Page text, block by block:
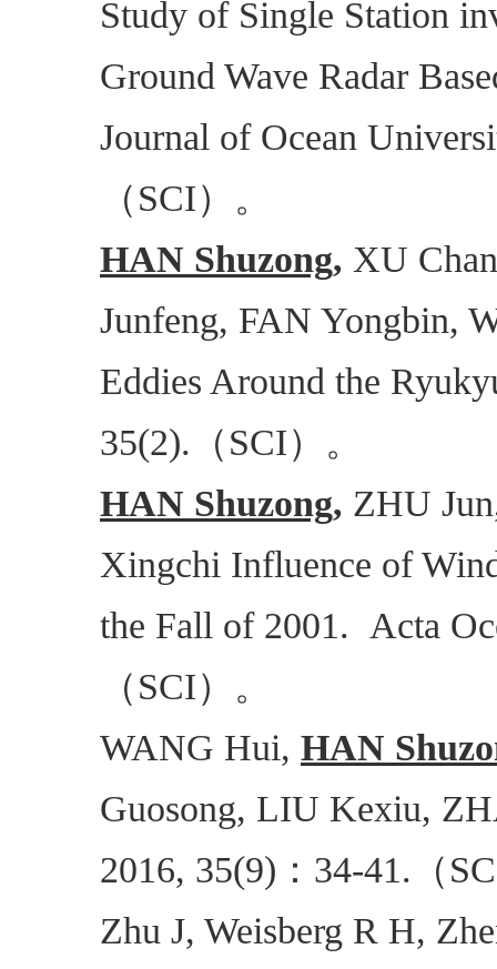
Study of Single Station
Ground Wave Radar
Journal of Ocean
（SCI）。
HAN Shuzong, XU
Junfeng, FAN Yongbin,
Eddies Around the
35(2). （SCI）。
HAN Shuzong, ZHU
Xingchi Influence of
the Fall of 2001. Acta
（SCI）。
WANG Hui, HAN
Guosong, LIU Kexiu,
2016, 35(9) ： 34-41. （
Zhu J, Weisberg R H,